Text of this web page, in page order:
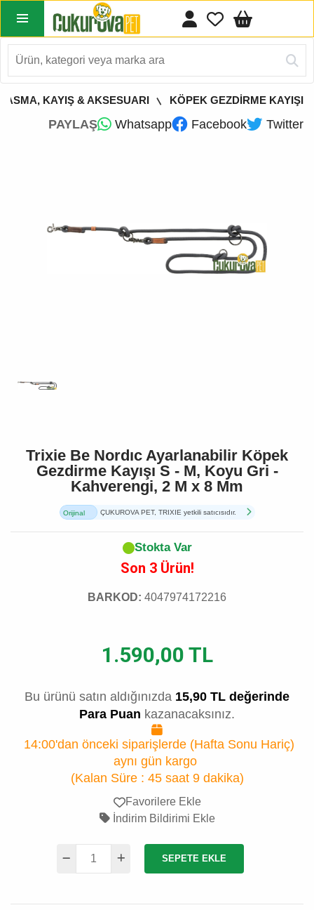
KAYIŞ & AKSESUARI KÖPEK GEZDİRME KAYIŞI
PAYLAŞ Whatsapp Facebook Twitter
Trixie Be Nordıc Ayarlanabilir Köpek
Gezdirme Kayışı S - M, Koyu Gri -
Kahverengi, 2 M x 8 Mm
Orijinal
ÇUKUROVA PET, TRIXIE yetkili satıcısıdır.
Stokta Var
Son 3 Ürün!
BARKOD: 4047974172216
1.590,00 TL
Bu ürünü satın aldığınızda 15,90 TL değerinde
Para Puan kazanacaksınız.
14:00'dan önceki siparişlerde (Hafta Sonu Hariç)
aynı gün kargo
(Kalan Süre : 45 saat 9 dakika)
Favorilere Ekle
İndirim Bildirimi Ekle
SEPETE EKLE